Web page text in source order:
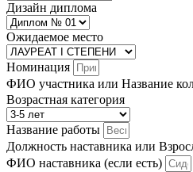
Дизайн диплома
Ожидаемое место
Номинация
ФИО участника или Название
Возрастная категория
Название работы
Должность наставника или
ФИО наставника (если есть)